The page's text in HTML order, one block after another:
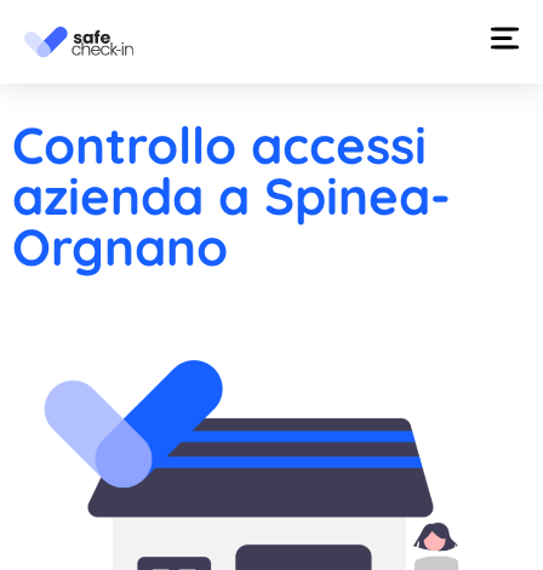
Controllo accessi
azienda a Spinea-
Orgnano